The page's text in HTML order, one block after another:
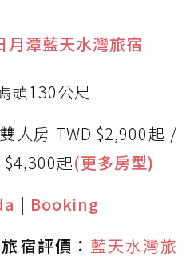
月潭藍天水灣旅宿
頭130公尺
人房 TWD $2,900起 /
$4,300起(更多房型)
| Booking
宿評價： 藍天水灣旅